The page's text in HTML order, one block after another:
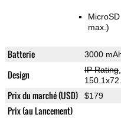
max.)
Batterie 3000
Design IP Rating
Prix du marché (USD) $179
Prix (au Lancement)